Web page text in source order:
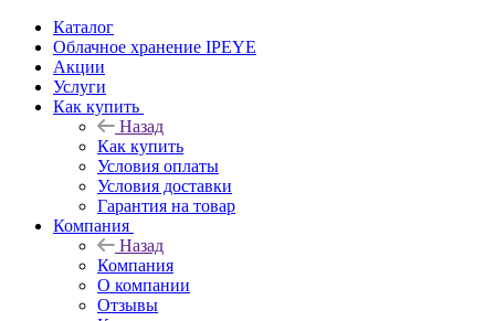
Каталог
Облачное хранение IPEYE
Акции
Услуги
Как купить
Назад
Как купить
Условия оплаты
Условия доставки
Гарантия на товар
Компания
Назад
Компания
О компании
Отзывы